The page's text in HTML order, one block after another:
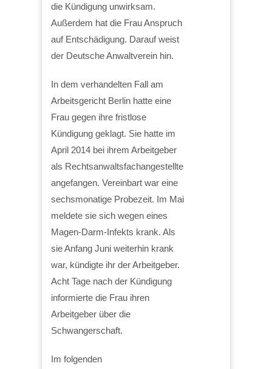
die Kündigung unwirksam.
Außerdem hat die Frau Anspruch
auf Entschädigung. Darauf weist
der Deutsche Anwaltverein hin.
In dem verhandelten Fall am
Arbeitsgericht Berlin hatte eine
Frau gegen ihre fristlose
Kündigung geklagt. Sie hatte im
April 2014 bei ihrem Arbeitgeber
als Rechtsanwaltsfachangestellte
angefangen. Vereinbart war eine
sechsmonatige Probezeit. Im Mai
meldete sie sich wegen eines
Magen-Darm-Infekts krank. Als
sie Anfang Juni weiterhin krank
war, kündigte ihr der Arbeitgeber.
Acht Tage nach der Kündigung
informierte die Frau ihren
Arbeitgeber über die
Schwangerschaft.
Im folgenden